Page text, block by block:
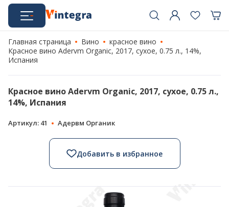
Главная страница Вино
красное вино
Красное вино Adervm Organic, 2017, сухое, 0.75 л., 14%,
Испания
Красное вино Adervm Organic, 2017, сухое, 0.75 л.,
14%, Испания
Артикул: 41 Адервм Органик
Добавить в избранное